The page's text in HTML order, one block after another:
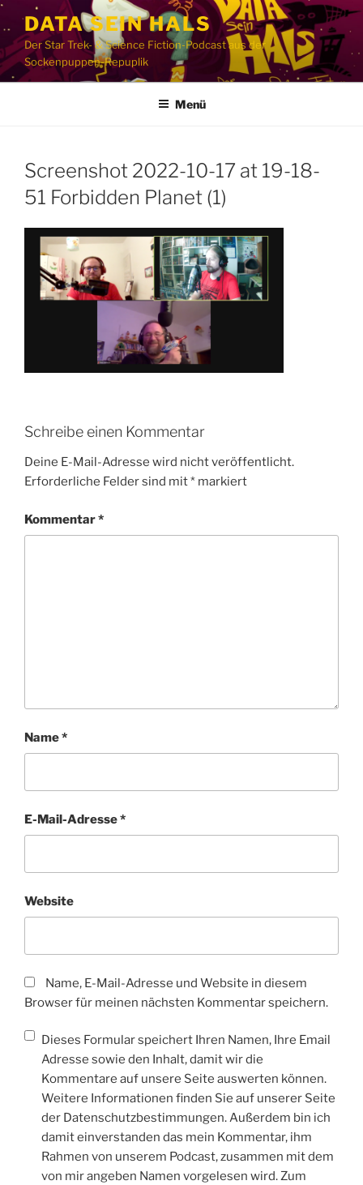
Zum
Inhalt
springen
DATA SEIN HALS
Der Star Trek- & Science Fiction-Podcast aus der
Sockenpuppen-Repuplik
Menü
Screenshot 2022-10-17 at 19-18-
51 Forbidden Planet (1)
Schreibe einen Kommentar
Deine E-Mail-Adresse wird nicht veröffentlicht.
Erforderliche Felder sind mit* markiert
Kommentar*
Name*
E-Mail-Adresse*
Website
Name, E-Mail-Adresse und Website in diesem
Browser für meinen nächsten Kommentar speichern.
Dieses Formular speichert Ihren Namen, Ihre Email
Adresse sowie den Inhalt, damit wir die
Kommentare auf unsere Seite auswerten können.
Weitere Informationen finden Sie auf unserer Seite
der Datenschutzbestimmungen. Außerdem bin ich
damit einverstanden das mein Kommentar, ihm
Rahmen von unserem Podcast, zusammen mit dem
von mir angeben Namen vorgelesen wird. Zum